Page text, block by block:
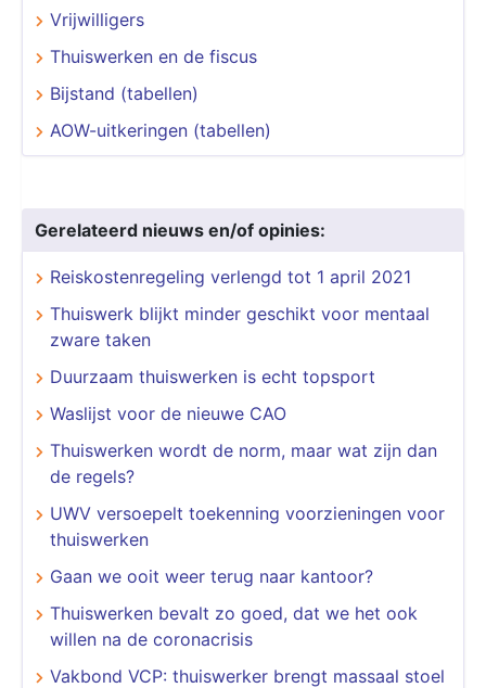
Vrijwilligers
Thuiswerken en de fiscus
Bijstand (tabellen)
AOW-uitkeringen (tabellen)
Gerelateerd nieuws en/of opinies:
Reiskostenregeling verlengd tot 1 april 2021
Thuiswerk blijkt minder geschikt voor mentaal
zware taken
Duurzaam thuiswerken is echt topsport
Waslijst voor de nieuwe CAO
Thuiswerken wordt de norm, maar wat zijn dan
de regels?
UWV versoepelt toekenning voorzieningen voor
thuiswerken
Gaan we ooit weer terug naar kantoor?
Thuiswerken bevalt zo goed, dat we het ook
willen na de coronacrisis
Vakbond VCP: thuiswerker brengt massaal stoel